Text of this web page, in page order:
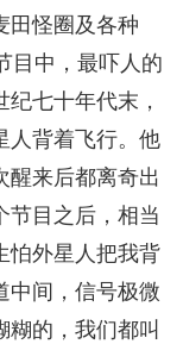
田怪圈及各种
目中，最吓人的
七十年代末，
人背着飞行。他
醒来后都离奇出
节目之后，相当
怕外星人把我背
中间，信号极微
糊的，我们都叫